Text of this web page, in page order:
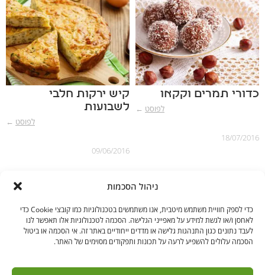
ניהול הסכמות
כדי לספק חוויית משתמש מיטבית, אנו משתמשים בטכנולוגיות כמו קובצי Cookie כדי
לאחסן ו/או לגשת למידע על מאפייני הגלישה. הסכמה לטכנולוגיות אלו תאפשר לנו
לעבד נתונים כגון התנהגות גלישה או מדדים ייחודיים באתר זה. אי הסכמה או ביטול
הסכמה עלולים להשפיע לרעה על תכונות ותפקודים מסוימים של האתר.
כדורי תמרים וקקאו
לפוסט ←
18/07/2016
קיש ירקות חלבי
לשבועות
לפוסט ←
09/06/2016
בקרו אותנו